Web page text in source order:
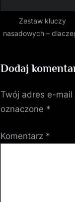
Zestaw kluczy
nasadowych –
Dodaj
Twój adres e-
oznaczone *
Komentarz *